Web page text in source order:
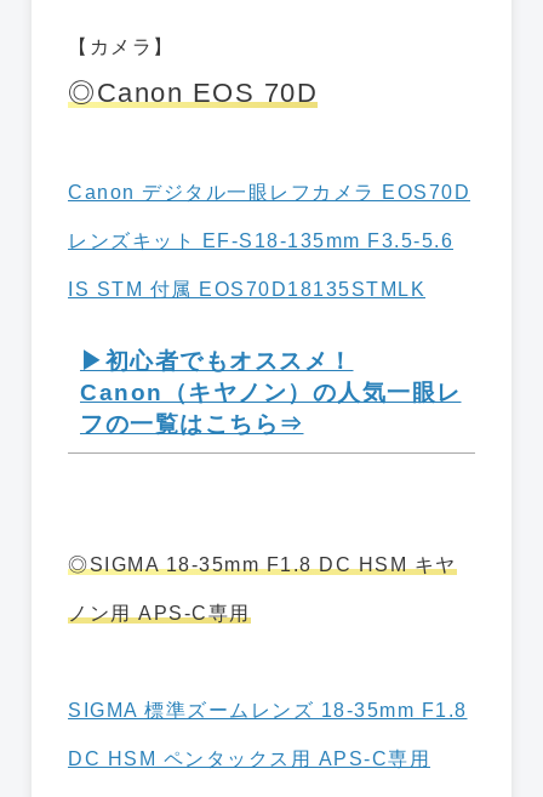
【カメラ】
◎Canon EOS 70D
Canon デジタル一眼レフカメラ EOS70D
レンズキット EF-S18-135mm F3.5-5.6
IS STM 付属 EOS70D18135STMLK
▶初心者でもオススメ！
Canon（キヤノン）の人気一眼レ
フの一覧はこちら⇒
◎SIGMA 18-35mm F1.8 DC HSM キヤ
ノン用 APS-C専用
SIGMA 標準ズームレンズ 18-35mm F1.8
DC HSM ペンタックス用 APS-C専用